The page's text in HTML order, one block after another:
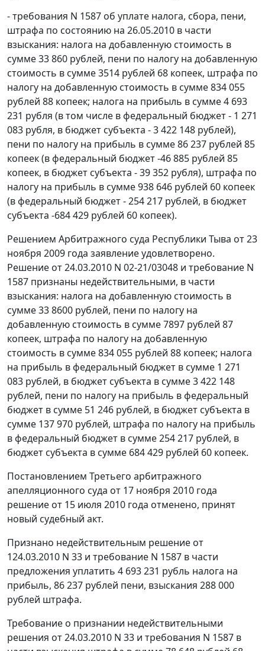
- требования N 1587 об уплате налога, сбора, пени,
штрафа по состоянию на 26.05.2010 в части
взыскания: налога на добавленную стоимость в
сумме 33 860 рублей, пени по налогу на добавленную
стоимость в сумме 3514 рублей 68 копеек, штрафа по
налогу на добавленную стоимость в сумме 834 055
рублей 88 копеек; налога на прибыль в сумме 4 693
231 рубля (в том числе в федеральный бюджет - 1 271
083 рубля, в бюджет субъекта - 3 422 148 рублей),
пени по налогу на прибыль в сумме 86 237 рублей 85
копеек (в федеральный бюджет -46 885 рублей 85
копеек, в бюджет субъекта - 39 352 рубля), штрафа по
налогу на прибыль в сумме 938 646 рублей 60 копеек
(в федеральный бюджет - 254 217 рублей, в бюджет
субъекта -684 429 рублей 60 копеек).
Решением Арбитражного суда Республики Тыва от 23
ноября 2009 года заявление удовлетворено.
Решение от 24.03.2010 N 02-21/03048 и требование N
1587 признаны недействительными, в части
взыскания: налога на добавленную стоимость в
сумме 33 8600 рублей, пени по налогу на
добавленную стоимость в сумме 7897 рублей 87
копеек, штрафа по налогу на добавленную
стоимость в сумме 834 055 рублей 88 копеек; налога
на прибыль в федеральный бюджет в сумме 1 271
083 рублей, в бюджет субъекта в сумме 3 422 148
рублей, пени по налогу на прибыль в федеральный
бюджет в сумме 51 246 рублей, в бюджет субъекта в
сумме 137 970 рублей, штрафа по налогу на прибыль
в федеральный бюджет в сумме 254 217 рублей, в
бюджет субъекта в сумме 684 429 рублей 60 копеек.
Постановлением Третьего арбитражного
апелляционного суда от 17 ноября 2010 года
решение от 15 июля 2010 года отменено, принят
новый судебный акт.
Признано недействительным решение от
124.03.2010 N 33 и требование N 1587 в части
предложения уплатить 4 693 231 рубль налога на
прибыль, 86 237 рублей пени, взыскания 288 000
рублей штрафа.
Требование о признании недействительными
решения от 24.03.2010 N 33 и требования N 1587 в